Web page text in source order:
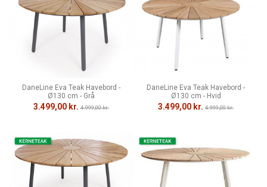
DaneLine Eva Teak Havebord -
Ø130 cm - Grå
3.499,00 kr. 4.999,00 kr.
DaneLine Eva Teak Havebord -
Ø130 cm - Hvid
3.499,00 kr. 4.999,00 kr.